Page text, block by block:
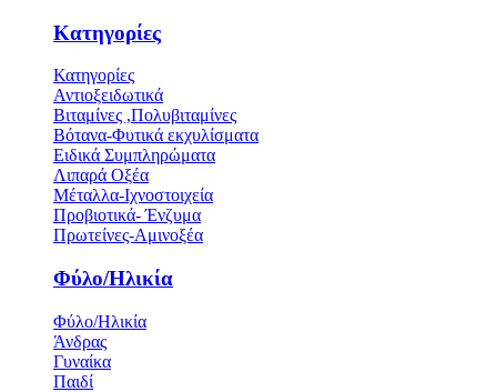
Κατηγορίες
Κατηγορίες
Αντιοξειδωτικά
Βιταμίνες ,Πολυβιταμίνες
Βότανα-Φυτικά εκχυλίσματα
Ειδικά Συμπληρώματα
Λιπαρά Οξέα
Μέταλλα-Ιχνοστοιχεία
Προβιοτικά- Ένζυμα
Πρωτείνες-Αμινοξέα
Φύλο/Ηλικία
Φύλο/Ηλικία
Άνδρας
Γυναίκα
Παιδί